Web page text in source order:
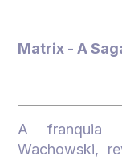
Matrix - A
A franquia
Wachowski,